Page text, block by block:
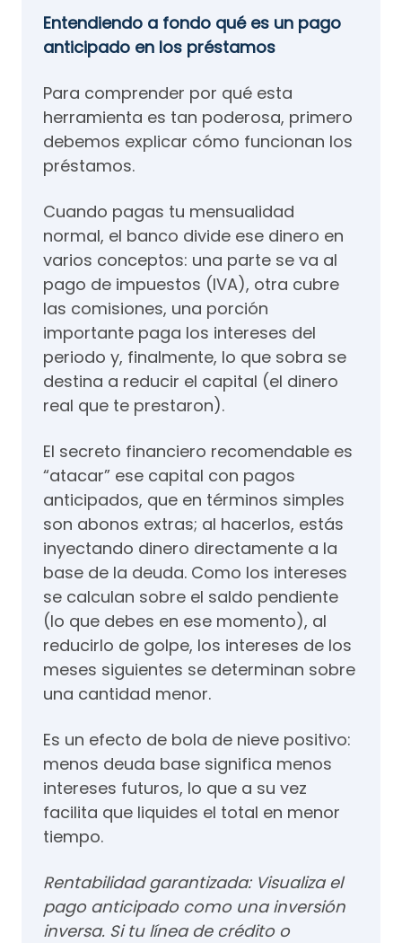
Entendiendo a fondo qué es un pago
anticipado en los préstamos
Para comprender por qué esta
herramienta es tan poderosa, primero
debemos explicar cómo funcionan los
préstamos.
Cuando pagas tu mensualidad
normal, el banco divide ese dinero en
varios conceptos: una parte se va al
pago de impuestos (IVA), otra cubre
las comisiones, una porción
importante paga los intereses del
periodo y, finalmente, lo que sobra se
destina a reducir el capital (el dinero
real que te prestaron).
El secreto financiero recomendable es
“atacar” ese capital con pagos
anticipados, que en términos simples
son abonos extras; al hacerlos, estás
inyectando dinero directamente a la
base de la deuda. Como los intereses
se calculan sobre el saldo pendiente
(lo que debes en ese momento), al
reducirlo de golpe, los intereses de los
meses siguientes se determinan sobre
una cantidad menor.
Es un efecto de bola de nieve positivo:
menos deuda base significa menos
intereses futuros, lo que a su vez
facilita que liquides el total en menor
tiempo.
Rentabilidad garantizada: Visualiza el
pago anticipado como una inversión
inversa. Si tu línea de crédito o